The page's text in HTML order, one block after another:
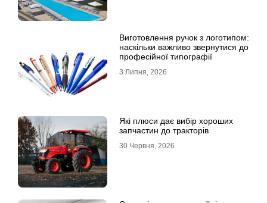
Виготовлення ручок з логотипом:
наскільки важливо звернутися до
професійної типографії
3 Липня, 2026
Які плюси дає вибір хороших
запчастин до тракторів
30 Червня, 2026